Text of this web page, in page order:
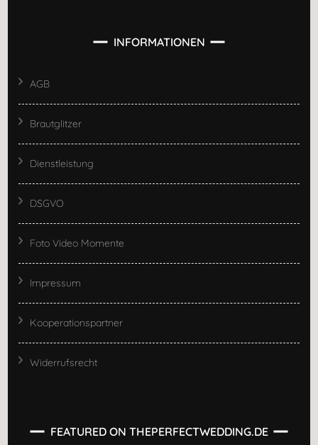
INFORMATIONEN
AGB
Brautglitzer
Dienstleistung
DSGVO
Foto Video Momente
Impressum
Kooperationspartner
Widerrufsrecht
FEATURED ON THEPERFECTWEDDING.DE